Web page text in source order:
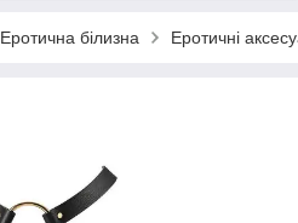
Еротична білизна Еротичні